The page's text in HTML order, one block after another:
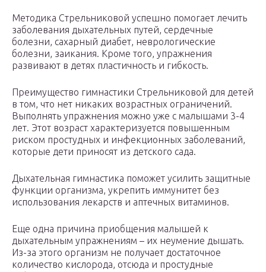
Методика Стрельниковой успешно помогает лечить
заболевания дыхательных путей, сердечные
болезни, сахарный диабет, неврологические
болезни, заикания. Кроме того, упражнения
развивают в детях пластичность и гибкость.
Преимущество гимнастики Стрельниковой для детей
в том, что нет никаких возрастных ограничений.
Выполнять упражнения можно уже с малышами 3-4
лет. Этот возраст характеризуется повышенным
риском простудных и инфекционных заболеваний,
которые дети приносят из детского сада.
Дыхательная гимнастика поможет усилить защитные
функции организма, укрепить иммунитет без
использования лекарств и аптечных витаминов.
Еще одна причина приобщения малышей к
дыхательным упражнениям – их неумение дышать.
Из-за этого организм не получает достаточное
количество кислорода, отсюда и простудные